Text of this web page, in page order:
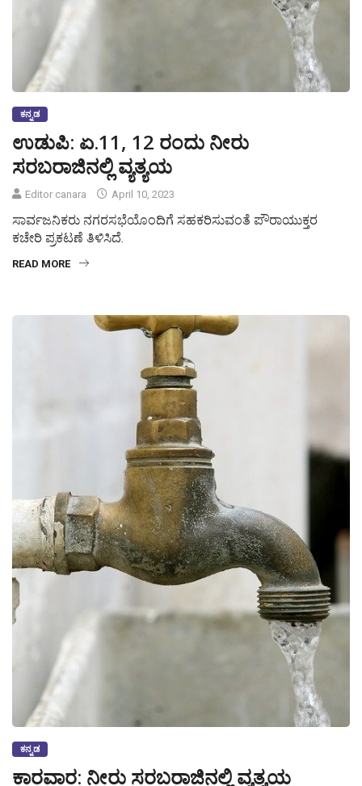
ಕನ್ನಡ
ಉಡುಪಿ: ಏ.11, 12 ರಂದು ನೀರು
ಸರಬರಾಜಿನಲ್ಲಿ ವ್ಯತ್ಯಯ
Editor canara April 10, 2023
ಸಾರ್ವಜನಿಕರು ನಗರಸಭೆಯೊಂದಿಗೆ ಸಹಕರಿಸುವಂತೆ ಪೌರಾಯುಕ್ತರ
ಕಚೇರಿ ಪ್ರಕಟಣೆ ತಿಳಿಸಿದೆ.
READ MORE
ಕನ್ನಡ
ಕಾರವಾರ: ನೀರು ಸರಬರಾಜಿನಲ್ಲಿ ವ್ಯತ್ಯಯ